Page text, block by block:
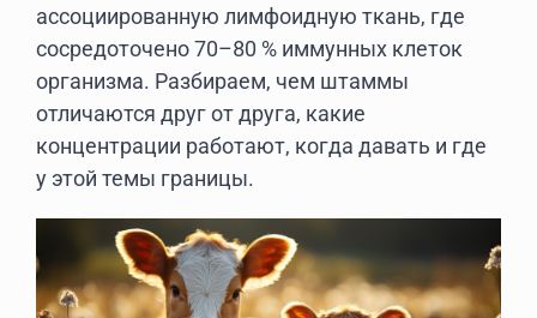
ассоциированную лимфоидную ткань, где
сосредоточено 70–80 % иммунных клеток
организма. Разбираем, чем штаммы
отличаются друг от друга, какие
концентрации работают, когда давать и где
у этой темы границы.